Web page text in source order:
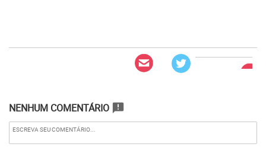
NENHUM COMENTÁRIO announcement